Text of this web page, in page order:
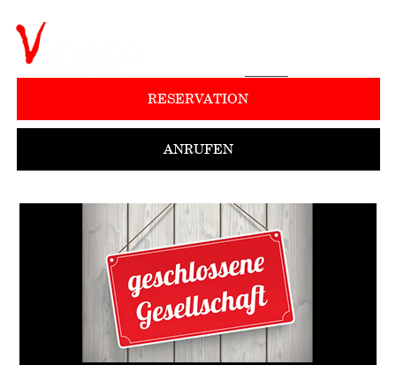
ANRUFEN
RESERVATION